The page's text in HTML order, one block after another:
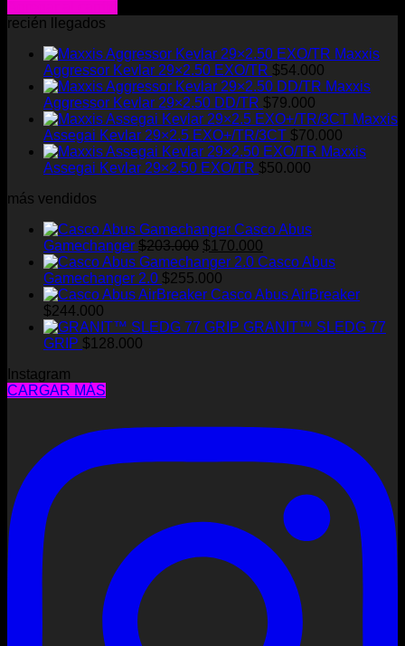
recién llegados
Maxxis
Aggressor Kevlar 29×2.50 EXO/TR $54.000
Maxxis
Aggressor Kevlar 29×2.50 DD/TR $79.000
Maxxis
Assegai Kevlar 29×2.5 EXO+/TR/3CT $70.000
Maxxis
Assegai Kevlar 29×2.50 EXO/TR $50.000
más vendidos
Casco Abus
Gamechanger $203.000 El
precio
original
era:
$170.000
precio
es:
Casco Abus
Gamechanger 2.0 $255.000
Casco Abus AirBreaker
$244.000
GRANIT™ SLEDG 77
GRIP $128.000
Instagram
CARGAR MÁS